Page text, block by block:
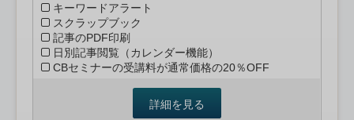
キーワードアラート
スクラップブック
記事のPDF印刷
日別記事閲覧（カレンダー機能）
CBセミナーの受講料が通常価格の20％OFF
詳細を見る